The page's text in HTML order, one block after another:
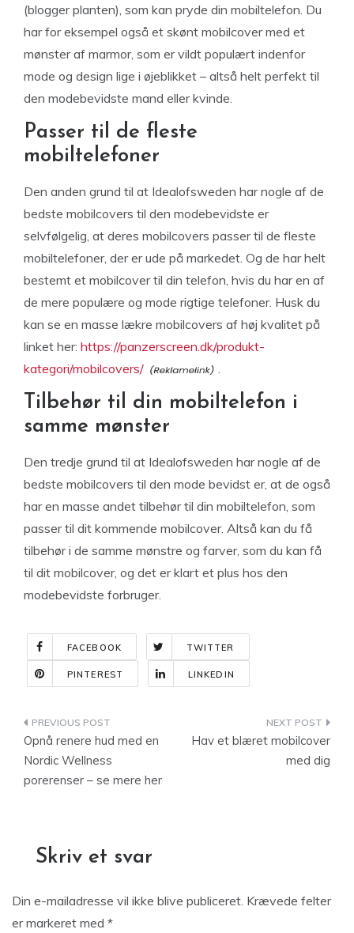
(blogger planten), som kan pryde din mobiltelefon. Du
har for eksempel også et skønt mobilcover med et
mønster af marmor, som er vildt populært indenfor
mode og design lige i øjeblikket – altså helt perfekt til
den modebevidste mand eller kvinde.
Passer til de fleste
mobiltelefoner
Den anden grund til at Idealofsweden har nogle af de
bedste mobilcovers til den modebevidste er
selvfølgelig, at deres mobilcovers passer til de fleste
mobiltelefoner, der er ude på markedet. Og de har helt
bestemt et mobilcover til din telefon, hvis du har en af
de mere populære og mode rigtige telefoner. Husk du
kan se en masse lækre mobilcovers af høj kvalitet på
linket her: https://panzerscreen.dk/produkt-
kategori/mobilcovers/
.
Tilbehør til din mobiltelefon i
samme mønster
Den tredje grund til at Idealofsweden har nogle af de
bedste mobilcovers til den mode bevidst er, at de også
har en masse andet tilbehør til din mobiltelefon, som
passer til dit kommende mobilcover. Altså kan du få
tilbehør i de samme mønstre og farver, som du kan få
til dit mobilcover, og det er klart et plus hos den
modebevidste forbruger.
FACEBOOK TWITTER
PINTEREST LINKEDIN
Indlægsnavigation
Opnå renere hud med en
Nordic Wellness
porerenser – se mere her
Hav et blæret mobilcover
med dig
Skriv et svar
Din e-mailadresse vil ikke blive publiceret. Krævede felter
er markeret med *